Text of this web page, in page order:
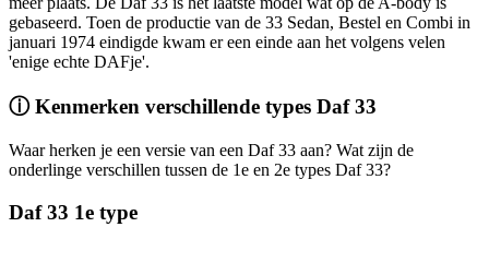
gebaseerd. Toen de productie van de 33 Sedan, Bestel en Combi in
januari 1974 eindigde kwam er een einde aan het volgens velen
'enige echte DAFje'.
ⓘ Kenmerken verschillende types Daf 33
Waar herken je een versie van een Daf 33 aan? Wat zijn de
onderlinge verschillen tussen de 1e en 2e types Daf 33?
Daf 33 1e type